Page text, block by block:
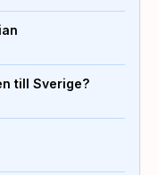
till Sverige?